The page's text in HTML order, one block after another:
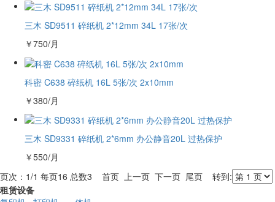
三木 SD9511 碎纸机 2*12mm 34L 17张/次
￥750/月
科密 C638 碎纸机 16L 5张/次 2x10mm
￥380/月
三木 SD9331 碎纸机 2*6mm 办公静音20L 过热保护
￥550/月
页次：1/1 每页16 总数3 首页 上一页 下一页 尾页 转到:
租赁设备